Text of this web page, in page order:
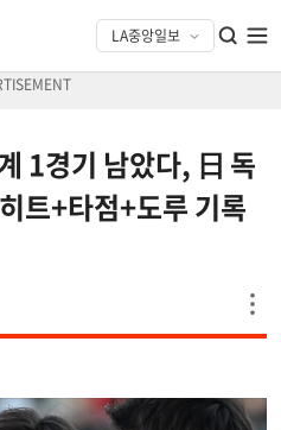
1경기 남았다, 日 독
트+타점+도루 기록